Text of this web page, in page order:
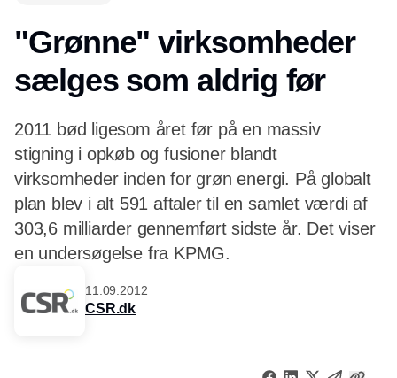
"Grønne" virksomheder
sælges som aldrig før
2011 bød ligesom året før på en massiv
stigning i opkøb og fusioner blandt
virksomheder inden for grøn energi. På globalt
plan blev i alt 591 aftaler til en samlet værdi af
303,6 milliarder gennemført sidste år. Det viser
en undersøgelse fra KPMG.
11.09.2012
CSR.dk